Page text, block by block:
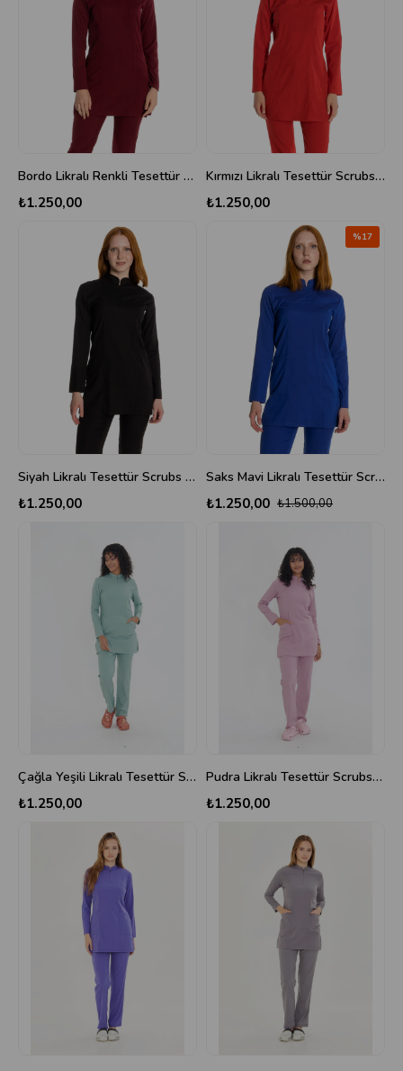
Bordo Likralı Renkli Tesettür Scrubs Takım
₺1.250,00
Kırmızı Likralı Tesettür Scrubs Takım
₺1.250,00
Siyah Likralı Tesettür Scrubs Takım
₺1.250,00
Saks Mavi Likralı Tesettür Scrubs Takım
₺1.250,00 ₺1.500,00
%17
Çağla Yeşili Likralı Tesettür Scrubs Takım
₺1.250,00
Pudra Likralı Tesettür Scrubs Takım
₺1.250,00